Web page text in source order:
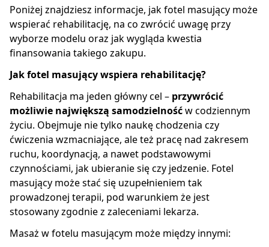
Poniżej znajdziesz informacje, jak fotel masujący może
wspierać rehabilitację, na co zwrócić uwagę przy
wyborze modelu oraz jak wygląda kwestia
finansowania takiego zakupu.
Jak fotel masujący wspiera rehabilitację?
Rehabilitacja ma jeden główny cel – przywrócić
możliwie największą samodzielnośćw codziennym
życiu. Obejmuje nie tylko naukę chodzenia czy
ćwiczenia wzmacniające, ale też pracę nad zakresem
ruchu, koordynacją, a nawet podstawowymi
czynnościami, jak ubieranie się czy jedzenie. Fotel
masujący może stać się uzupełnieniem tak
prowadzonej terapii, pod warunkiem że jest
stosowany zgodnie z zaleceniami lekarza.
Masaż w fotelu masującym może między innymi: